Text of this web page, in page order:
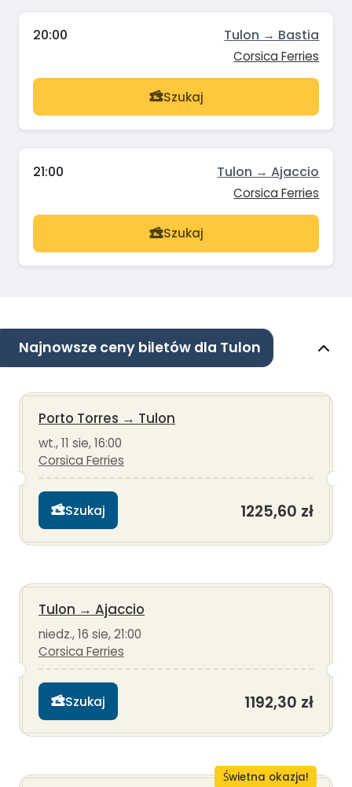
20:00 Tulon → Bastia
Corsica Ferries
Szukaj
21:00 Tulon → Ajaccio
Corsica Ferries
Szukaj
Najnowsze ceny biletów dla Tulon
Porto Torres → Tulon
wt., 11 sie, 16:00
Corsica Ferries
Szukaj 1225,60 zł
Tulon → Ajaccio
niedz., 16 sie, 21:00
Corsica Ferries
Szukaj 1192,30 zł
Świetna okazja!